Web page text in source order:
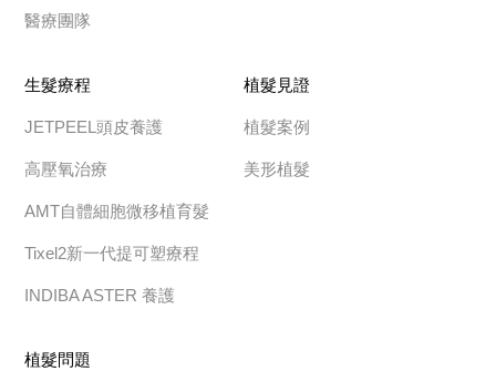
醫療團隊
生髮療程
JETPEEL頭皮養護
高壓氧治療
AMT自體細胞微移植育髮
Tixel2新一代提可塑療程
INDIBA ASTER 養護
植髮見證
植髮案例
美形植髮
植髮問題